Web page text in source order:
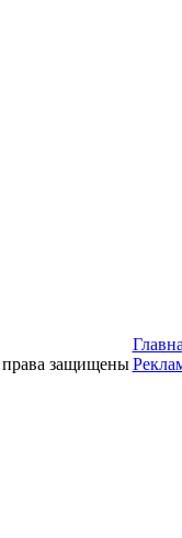
права защищены